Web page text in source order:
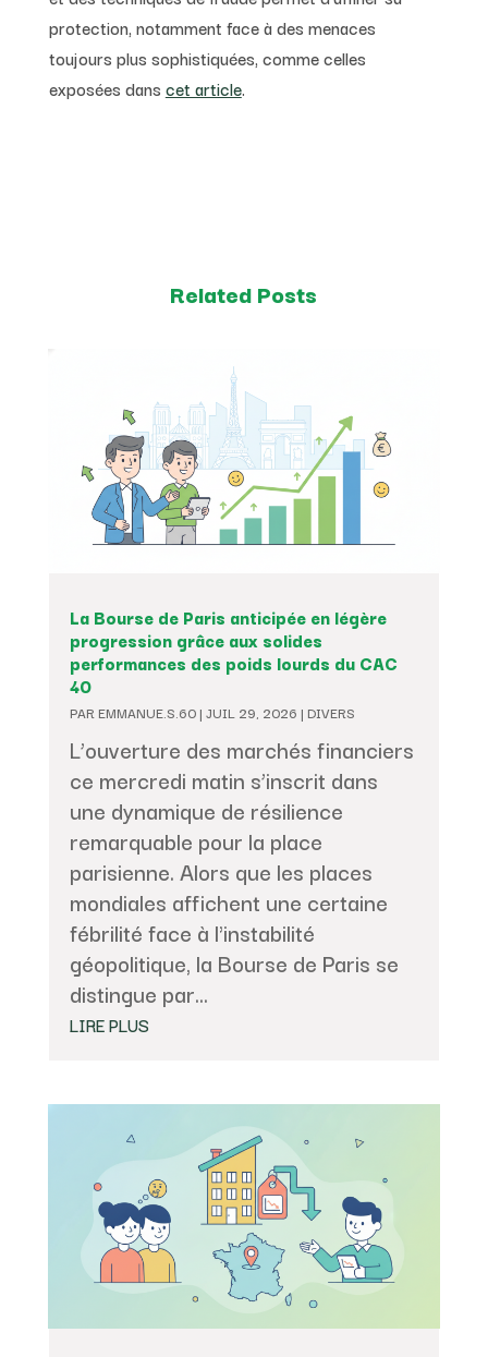
protection, notamment face à des menaces
toujours plus sophistiquées, comme celles
exposées dans cet article.
Related Posts
La Bourse de Paris anticipée en légère
progression grâce aux solides
performances des poids lourds du CAC
40
PAR EMMANUE.S.60| JUIL 29, 2026 | DIVERS
L’ouverture des marchés financiers
ce mercredi matin s’inscrit dans
une dynamique de résilience
remarquable pour la place
parisienne. Alors que les places
mondiales affichent une certaine
fébrilité face à l'instabilité
géopolitique, la Bourse de Paris se
distingue par...
LIRE PLUS